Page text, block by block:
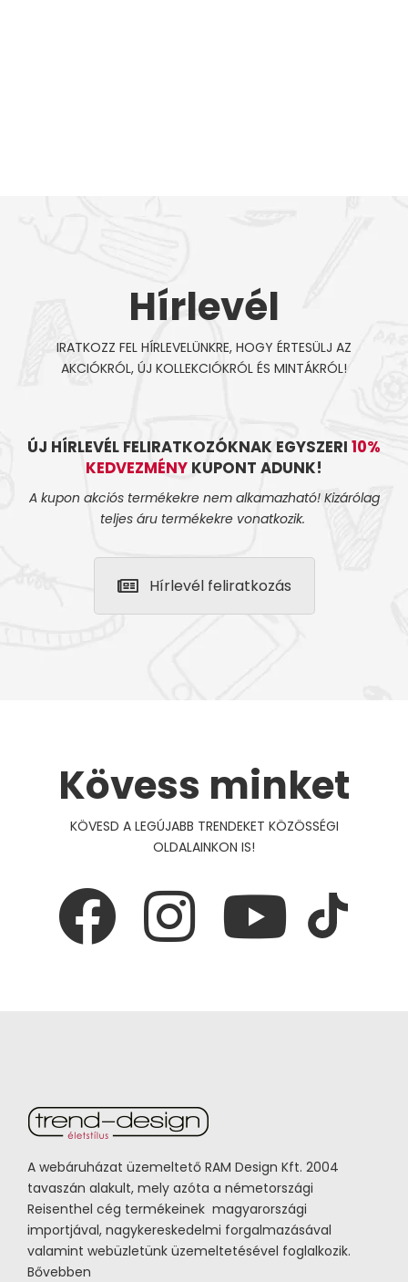
Hírlevél
IRATKOZZ FEL HÍRLEVELÜNKRE, HOGY ÉRTESÜLJ AZ
AKCIÓKRÓL, ÚJ KOLLEKCIÓKRÓL ÉS MINTÁKRÓL!
ÚJ HÍRLEVÉL FELIRATKOZÓKNAK EGYSZERI 10%
KEDVEZMÉNY KUPONT ADUNK!
A kupon akciós termékekre nem alkamazható! Kizárólag
teljes áru termékekre vonatkozik.
Hírlevél feliratkozás
Kövess minket
KÖVESD A LEGÚJABB TRENDEKET KÖZÖSSÉGI
OLDALAINKON IS!
A webáruházat üzemeltető RAM Design Kft. 2004
tavaszán alakult, mely azóta a németországi
Reisenthel cég termékeinek magyarországi
importjával, nagykereskedelmi forgalmazásával
valamint webüzletünk üzemeltetésével foglalkozik.
Bővebben